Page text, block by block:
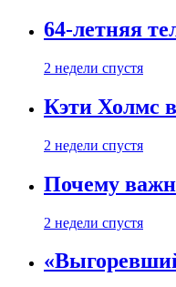
64-летняя
2 недели спустя
Кэти Холмс
2 недели спустя
Почему
2 недели спустя